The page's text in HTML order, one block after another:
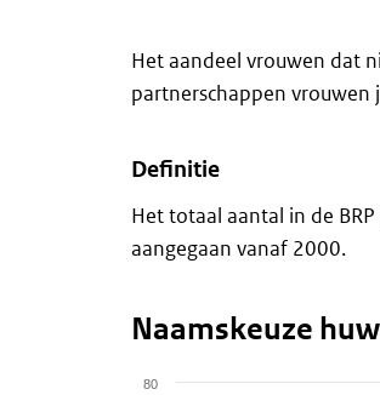
Het aandeel vrouwen dat
partnerschappen
Definitie
Het totaal aantal in de
aangegaan vanaf 2000.
Naamskeuze
80